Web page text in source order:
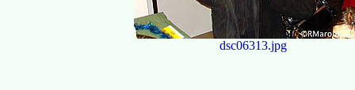
dsc06313.jpg